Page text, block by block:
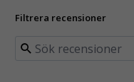
Filtrera recensioner